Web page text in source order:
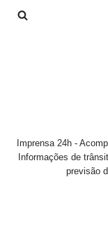
Imprensa 24h -
Informações de
previsão